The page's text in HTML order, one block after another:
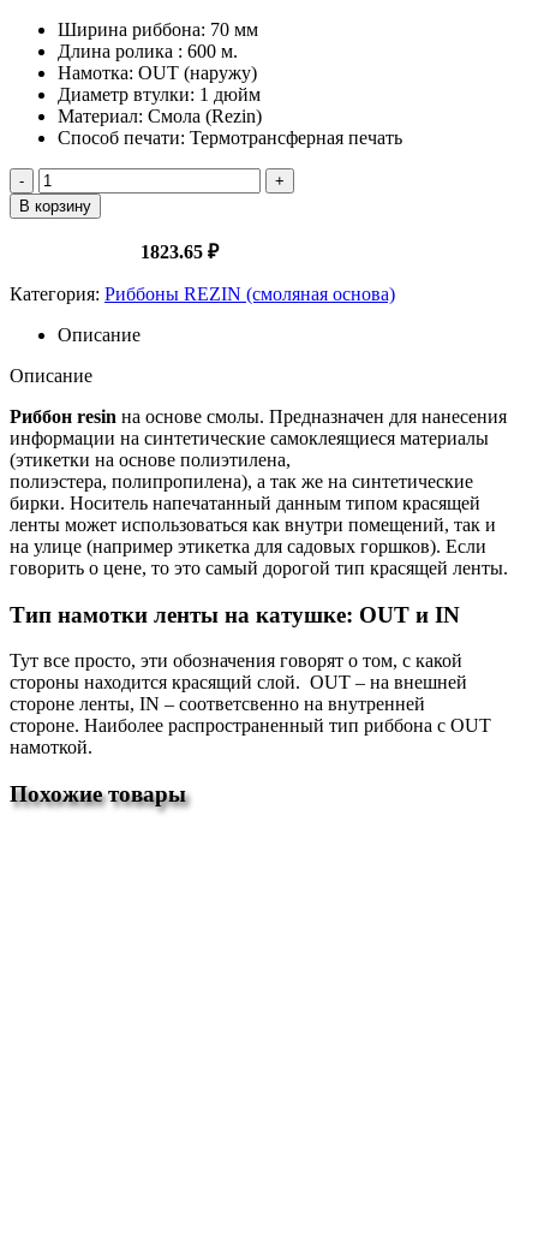
Ширина риббона: 70 мм
Длина ролика : 600 м.
Намотка: OUT (наружу)
Диаметр втулки: 1 дюйм
Материал: Смола (Rezin)
Способ печати: Термотрансферная печать
Количество
товара
Риббон
70*600*1*70
В корзину
1823.65 ₽
Категория: Риббоны REZIN (смоляная основа)
Описание
Описание
Риббон resin на основе смолы. Предназначен для нанесения
информации на синтетические самоклеящиеся материалы
(этикетки на основе полиэтилена,
полиэстера, полипропилена), а так же на синтетические
бирки. Носитель напечатанный данным типом красящей
ленты может использоваться как внутри помещений, так и
на улице (например этикетка для садовых горшков). Если
говорить о цене, то это самый дорогой тип красящей ленты.
Тип намотки ленты на катушке: OUT и IN
Тут все просто, эти обозначения говорят о том, с какой
стороны находится красящий слой. OUT – на внешней
стороне ленты, IN – соответсвенно на внутренней
стороне. Наиболее распространенный тип риббона с OUT
намоткой.
Похожие товары